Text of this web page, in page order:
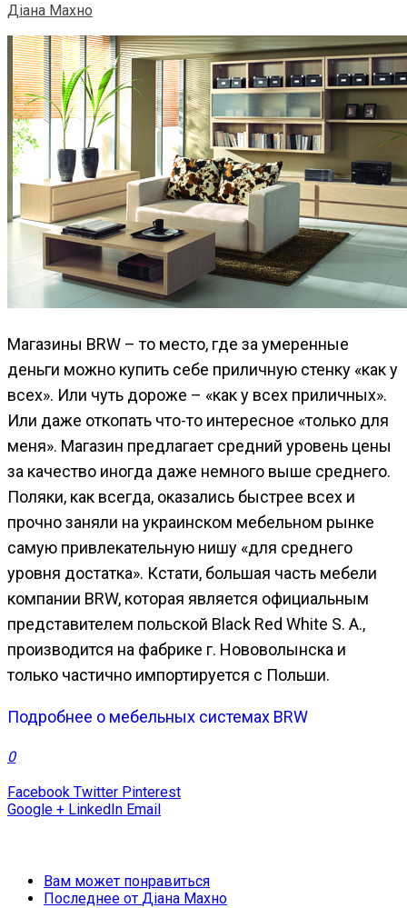
Діана Махно
Магазины BRW – то место, где за умеренные
деньги можно купить себе приличную стенку «как у
всех». Или чуть дороже – «как у всех приличных».
Или даже откопать что-то интересное «только для
меня». Магазин предлагает средний уровень цены
за качество иногда даже немного выше среднего.
Поляки, как всегда, оказались быстрее всех и
прочно заняли на украинском мебельном рынке
самую привлекательную нишу «для среднего
уровня достатка». Кстати, большая часть мебели
компании BRW, которая является официальным
представителем польской Black Red White S. A.,
производится на фабрике г. Нововолынска и
только частично импортируется с Польши.
Подробнее о мебельных системах BRW
0
Facebook Twitter Pinterest
Google + LinkedIn Email
Вам может понравиться
Последнее от Діана Махно